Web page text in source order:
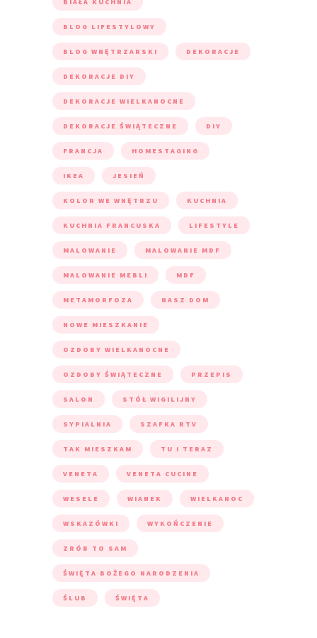
BLOG LIFESTYLOWY
BLOG WNĘTRZARSKI DEKORACJE
DEKORACJE DIY
DEKORACJE WIELKANOCNE
DEKORACJE ŚWIĄTECZNE DIY
FRANCJA HOMESTAGING
IKEA JESIEŃ
KOLOR WE WNĘTRZU KUCHNIA
KUCHNIA FRANCUSKA LIFESTYLE
MALOWANIE MALOWANIE MDF
MALOWANIE MEBLI MDF
METAMORFOZA NASZ DOM
NOWE MIESZKANIE
OZDOBY WIELKANOCNE
OZDOBY ŚWIĄTECZNE PRZEPIS
SALON STÓŁ WIGILIJNY
SYPIALNIA SZAFKA RTV
TAK MIESZKAM TU I TERAZ
VENETA VENETA CUCINE
WESELE WIANEK WIELKANOC
WSKAZÓWKI WYKOŃCZENIE
ZRÓB TO SAM
ŚWIĘTA BOŻEGO NARODZENIA
ŚLUB ŚWIĘTA